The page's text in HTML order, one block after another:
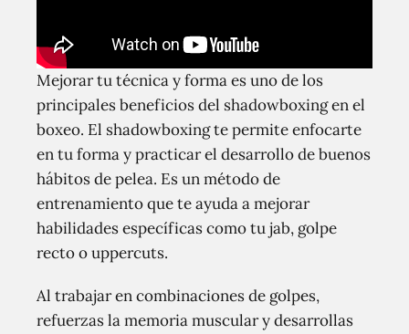
Mejorar tu técnica y forma es uno de los
principales beneficios del shadowboxing en el
boxeo. El shadowboxing te permite enfocarte
en tu forma y practicar el desarrollo de buenos
hábitos de pelea. Es un método de
entrenamiento que te ayuda a mejorar
habilidades específicas como tu jab, golpe
recto o uppercuts.
Al trabajar en combinaciones de golpes,
refuerzas la memoria muscular y desarrollas